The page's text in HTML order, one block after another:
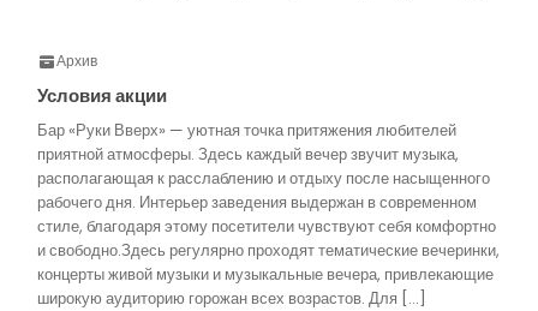
Архив
Условия акции
Бар «Руки Вверх» — уютная точка притяжения любителей
приятной атмосферы. Здесь каждый вечер звучит музыка,
располагающая к расслаблению и отдыху после насыщенного
рабочего дня. Интерьер заведения выдержан в современном
стиле, благодаря этому посетители чувствуют себя комфортно
и свободно.Здесь регулярно проходят тематические вечеринки,
концерты живой музыки и музыкальные вечера, привлекающие
широкую аудиторию горожан всех возрастов. Для […]